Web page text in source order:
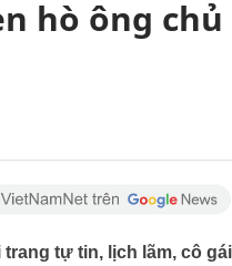
hò ông
tự tin, lịch lãm, cô